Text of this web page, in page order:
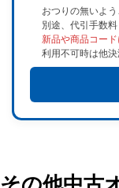
おつりの無いよう
別途、代引手数
新品や商品コー
利用不可時は他決